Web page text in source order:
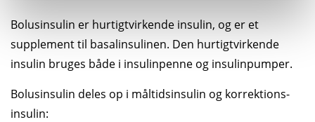
Bolusinsulin er hurtigt­virkende insulin, og er et
supplement til basal­insulinen. Den hurtigt­virkende
insulin bruges både i insulin­penne og insulin­pumper.
Bolusinsulin deles op i måltids­insulin og korrektions­
insulin: